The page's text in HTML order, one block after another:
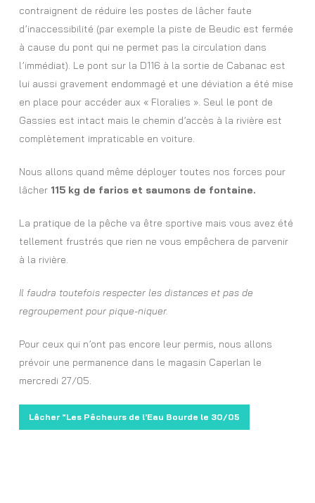
contraignent de réduire les postes de lâcher faute
d’inaccessibilité (par exemple la piste de Beudic est fermée
à cause du pont qui ne permet pas la circulation dans
l’immédiat). Le pont sur la D116 à la sortie de Cabanac est
lui aussi gravement endommagé et une déviation a été mise
en place pour accéder aux « Floralies ». Seul le pont de
Gassies est intact mais le chemin d’accès à la rivière est
complètement impraticable en voiture.
Nous allons quand même déployer toutes nos forces pour
lâcher115 kg de farios et saumons de fontaine.
La pratique de la pêche va être sportive mais vous avez été
tellement frustrés que rien ne vous empêchera de parvenir
à la rivière.
Il faudra toutefois respecter les distances et pas de
regroupement pour pique-niquer.
Pour ceux qui n’ont pas encore leur permis, nous allons
prévoir une permanence dans le magasin Caperlan le
mercredi 27/05.
Lâcher "Les Pêcheurs de l'Eau Bourde le 30/05